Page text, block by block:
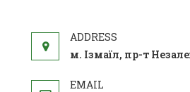
м. Ізмаїл, пр-т